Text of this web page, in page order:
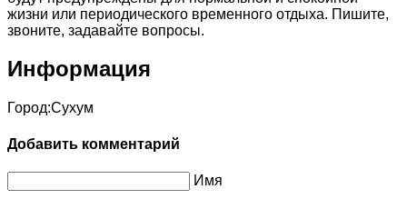
жизни или периодического временного отдыха. Пишите,
звоните, задавайте вопросы.
Информация
Город:Сухум
Добавить комментарий
Имя